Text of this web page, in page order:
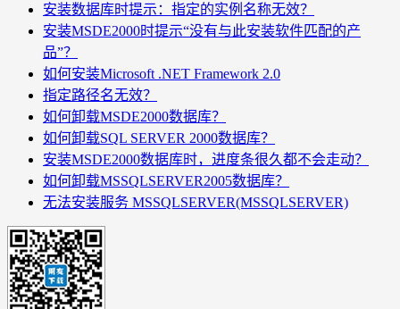
安装数据库时提示：指定的实例名称无效？
安装MSDE2000时提示“没有与此安装软件匹配的产
品”？
如何安装Microsoft .NET Framework 2.0
指定路径名无效？
如何卸载MSDE2000数据库？
如何卸载SQL SERVER 2000数据库？
安装MSDE2000数据库时，进度条很久都不会走动？
如何卸载MSSQLSERVER2005数据库？
无法安装服务 MSSQLSERVER(MSSQLSERVER)